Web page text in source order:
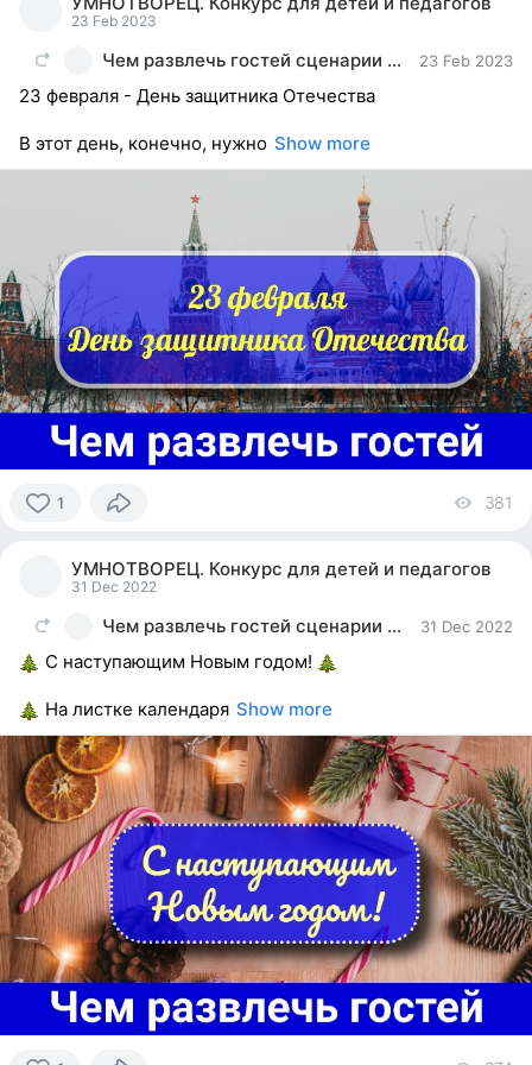
23 Feb 2023
Чем развлечь гостей сценарии сценки поздравления 23 Feb 2023
23 февраля - День защитника Отечества
В этот день, конечно, нужно Show more
1 381
УМНОТВОРЕЦ. Конкурс для детей и педагогов
31 Dec 2022
Чем развлечь гостей сценарии сценки поздравления 31 Dec 2022
С наступающим Новым годом!
На листке календаря Show more